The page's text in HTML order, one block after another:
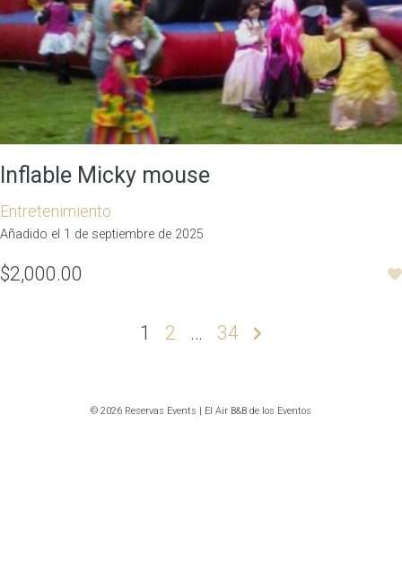
Inflable Micky mouse
Entretenimiento
Añadido el 1 de septiembre de 2025
$2,000.00
1 2 … 34
© 2026 Reservas Events | El Air B&B de los Eventos